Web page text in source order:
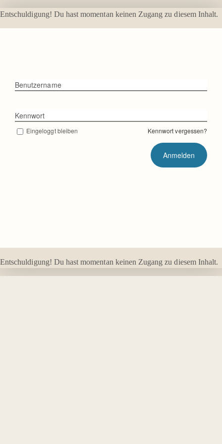
Inhalt
springen
Entschuldigung! Du hast momentan keinen Zugang zu diesem Inhalt.
Benutzername
Kennwort
Eingeloggt bleiben Kennwort vergessen?
Entschuldigung! Du hast momentan keinen Zugang zu diesem Inhalt.